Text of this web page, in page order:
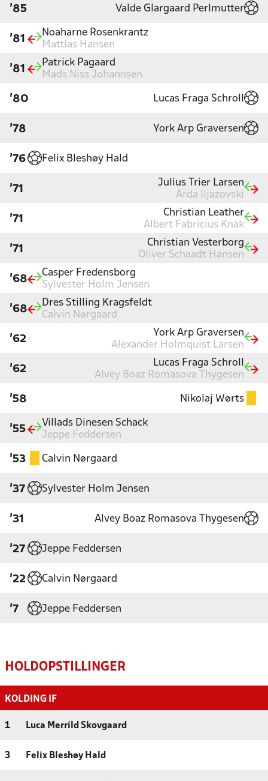
'85 Valde Glargaard Perlmutter
'81
Noaharne Rosenkrantz
Mattias Hansen
'81
Patrick Pagaard
Mads Niss Johannsen
'80 Lucas Fraga Schroll
'78 York Arp Graversen
'76 Felix Bleshøy Hald
'71
Julius Trier Larsen
Arda Iljazovski
'71
Christian Leather
Albert Fabricius Knak
'71
Christian Vesterborg
Oliver Schaadt Hansen
'68
Casper Fredensborg
Sylvester Holm Jensen
'68
Dres Stilling Kragsfeldt
Calvin Nørgaard
'62
York Arp Graversen
Alexander Holmquist Larsen
'62
Lucas Fraga Schroll
Alvey Boaz Romasova Thygesen
'58 Nikolaj Wørts
'55
Villads Dinesen Schack
Jeppe Feddersen
'53 Calvin Nørgaard
'37 Sylvester Holm Jensen
'31 Alvey Boaz Romasova Thygesen
'27 Jeppe Feddersen
'22 Calvin Nørgaard
'7 Jeppe Feddersen
HOLDOPSTILLINGER
KOLDING IF
1 Luca Merrild Skovgaard
3 Felix Bleshøy Hald